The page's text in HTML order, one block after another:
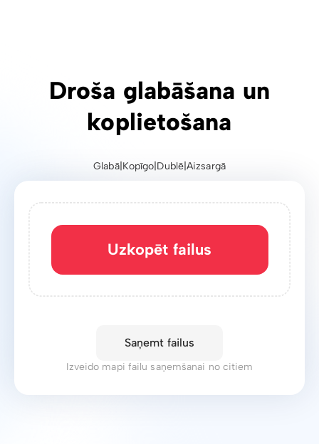
Droša glabāšana un
koplietošana
Glabā| Kopīgo Dublē|Aizsargā
Uzkopēt failus
Saņemt failus
Izveido mapi failu saņemšanai no citiem